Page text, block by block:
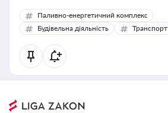
Паливно-енергетичний комплекс
Будівельна діяльність
Транспорт